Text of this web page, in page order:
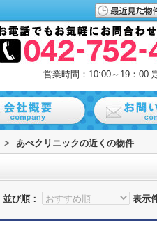
営業時間：10:00～19：00
> あべクリニックの近くの物件
並び順： 表示